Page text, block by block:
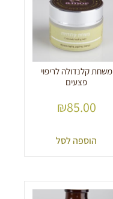
משחת קלנדולה לריפוי
פצעים
₪85.00
הוספה לסל